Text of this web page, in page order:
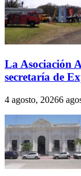
La Asociación
secretaría de
4 agosto, 20266